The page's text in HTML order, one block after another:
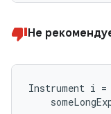
Не
Instrument i =